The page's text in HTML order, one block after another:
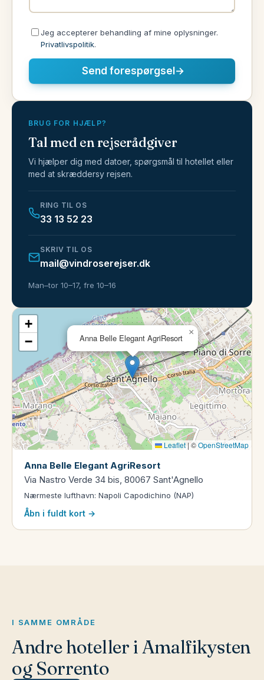
Jeg accepterer behandling af mine oplysninger.
Privatlivspolitik.
Send forespørgsel→
BRUG FOR HJÆLP?
Tal med en rejserådgiver
Vi hjælper dig med datoer, spørgsmål til hotellet eller
med at skræddersy rejsen.
RING TIL OS
33 13 52 23
SKRIV TIL OS
mail@vindroserejser.dk
Man–tor 10–17, fre 10–16
Anna Belle Elegant AgriResort
×
+
−
Leaflet |©OpenStreetMap
Anna Belle Elegant AgriResort
Via Nastro Verde 34 bis, 80067 Sant'Agnello
Nærmeste lufthavn: Napoli Capodichino (NAP)
Åbn i fuldt kort →
I SAMME OMRÅDE
Andre hoteller i Amalfikysten
og Sorrento